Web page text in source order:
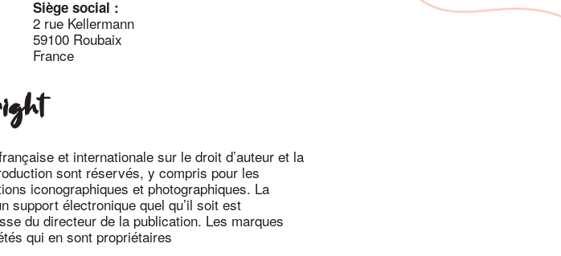
Siège social :
2 rue Kellermann
59100 Roubaix
France
et internationale sur le droit d’auteur et la
sont réservés, y compris pour les
iconographiques et photographiques. La
support électronique quel qu’il soit est
du directeur de la publication. Les marques
qui en sont propriétaires